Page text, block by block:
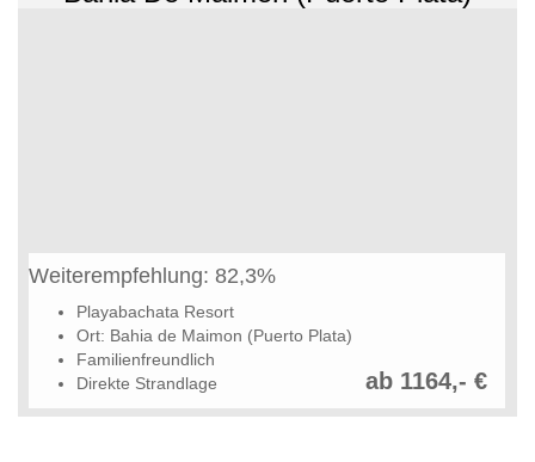
Weiterempfehlung: 82,3%
Playabachata Resort
Ort: Bahia de Maimon (Puerto Plata)
Familienfreundlich
Direkte Strandlage
ab 1164,- €